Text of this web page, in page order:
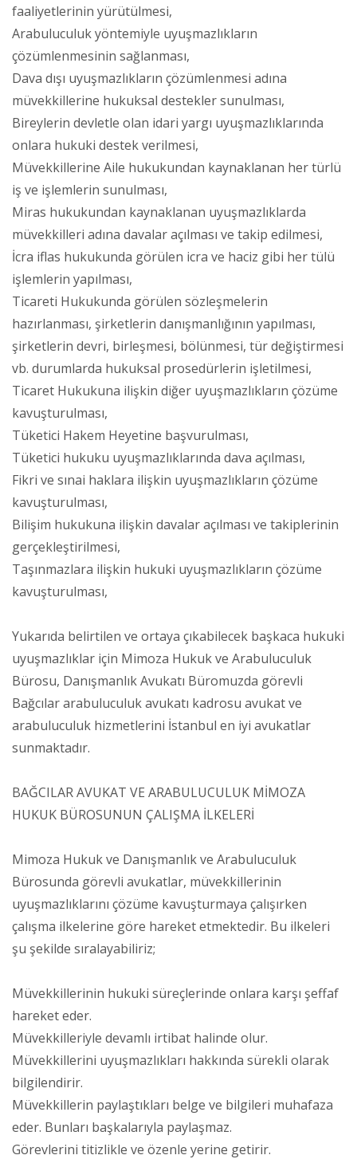
faaliyetlerinin yürütülmesi,
Arabuluculuk yöntemiyle uyuşmazlıkların
çözümlenmesinin sağlanması,
Dava dışı uyuşmazlıkların çözümlenmesi adına
müvekkillerine hukuksal destekler sunulması,
Bireylerin devletle olan idari yargı uyuşmazlıklarında
onlara hukuki destek verilmesi,
Müvekkillerine Aile hukukundan kaynaklanan her türlü
iş ve işlemlerin sunulması,
Miras hukukundan kaynaklanan uyuşmazlıklarda
müvekkilleri adına davalar açılması ve takip edilmesi,
İcra iflas hukukunda görülen icra ve haciz gibi her tülü
işlemlerin yapılması,
Ticareti Hukukunda görülen sözleşmelerin
hazırlanması, şirketlerin danışmanlığının yapılması,
şirketlerin devri, birleşmesi, bölünmesi, tür değiştirmesi
vb. durumlarda hukuksal prosedürlerin işletilmesi,
Ticaret Hukukuna ilişkin diğer uyuşmazlıkların çözüme
kavuşturulması,
Tüketici Hakem Heyetine başvurulması,
Tüketici hukuku uyuşmazlıklarında dava açılması,
Fikri ve sınai haklara ilişkin uyuşmazlıkların çözüme
kavuşturulması,
Bilişim hukukuna ilişkin davalar açılması ve takiplerinin
gerçekleştirilmesi,
Taşınmazlara ilişkin hukuki uyuşmazlıkların çözüme
kavuşturulması,
Yukarıda belirtilen ve ortaya çıkabilecek başkaca hukuki
uyuşmazlıklar için Mimoza Hukuk ve Arabuluculuk
Bürosu, Danışmanlık Avukatı Büromuzda görevli
Bağcılar arabuluculuk avukatı kadrosu avukat ve
arabuluculuk hizmetlerini İstanbul en iyi avukatlar
sunmaktadır.
BAĞCILAR AVUKAT VE ARABULUCULUK MİMOZA
HUKUK BÜROSUNUN ÇALIŞMA İLKELERİ
Mimoza Hukuk ve Danışmanlık ve Arabuluculuk
Bürosunda görevli avukatlar, müvekkillerinin
uyuşmazlıklarını çözüme kavuşturmaya çalışırken
çalışma ilkelerine göre hareket etmektedir. Bu ilkeleri
şu şekilde sıralayabiliriz;
Müvekkillerinin hukuki süreçlerinde onlara karşı şeffaf
hareket eder.
Müvekkilleriyle devamlı irtibat halinde olur.
Müvekkillerini uyuşmazlıkları hakkında sürekli olarak
bilgilendirir.
Müvekkillerin paylaştıkları belge ve bilgileri muhafaza
eder. Bunları başkalarıyla paylaşmaz.
Görevlerini titizlikle ve özenle yerine getirir.